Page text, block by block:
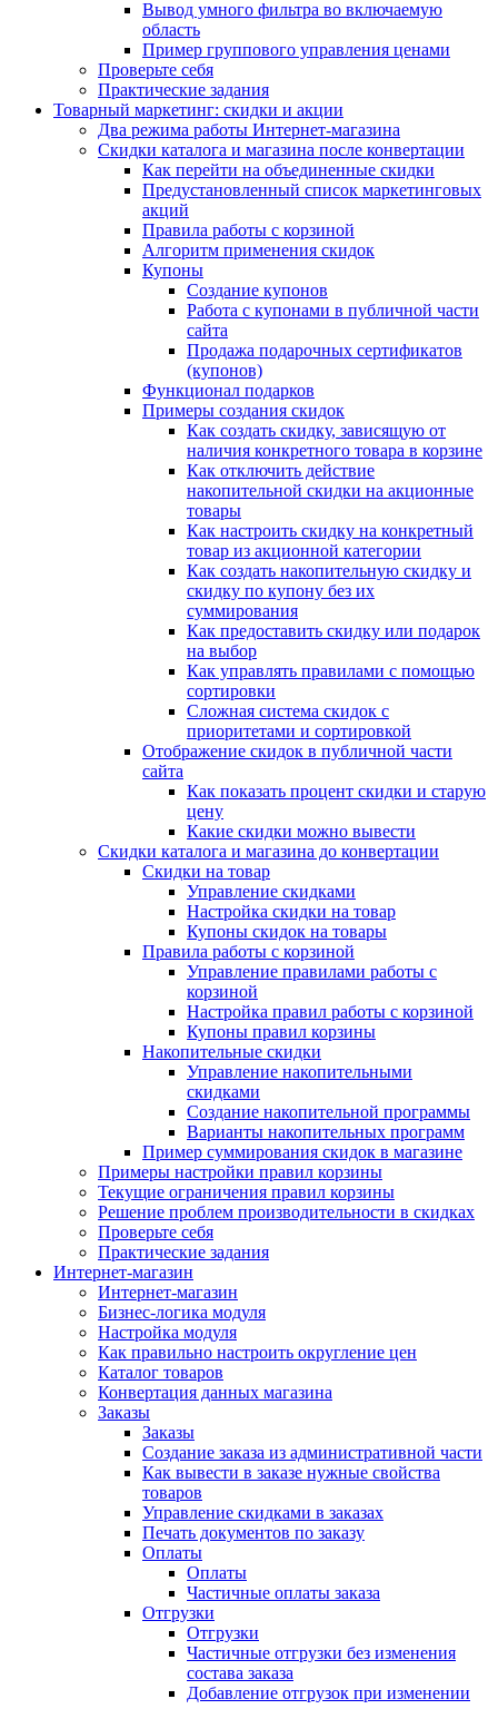
Вывод умного фильтра во включаемую
область
Пример группового управления ценами
Проверьте себя
Практические задания
Товарный маркетинг: скидки и акции
Два режима работы Интернет-магазина
Скидки каталога и магазина после конвертации
Как перейти на объединенные скидки
Предустановленный список маркетинговых
акций
Правила работы с корзиной
Алгоритм применения скидок
Купоны
Создание купонов
Работа с купонами в публичной части
сайта
Продажа подарочных сертификатов
(купонов)
Функционал подарков
Примеры создания скидок
Как создать скидку, зависящую от
наличия конкретного товара в корзине
Как отключить действие
накопительной скидки на акционные
товары
Как настроить скидку на конкретный
товар из акционной категории
Как создать накопительную скидку и
скидку по купону без их
суммирования
Как предоставить скидку или подарок
на выбор
Как управлять правилами с помощью
сортировки
Сложная система скидок с
приоритетами и сортировкой
Отображение скидок в публичной части
сайта
Как показать процент скидки и старую
цену
Какие скидки можно вывести
Скидки каталога и магазина до конвертации
Скидки на товар
Управление скидками
Настройка скидки на товар
Купоны скидок на товары
Правила работы с корзиной
Управление правилами работы с
корзиной
Настройка правил работы с корзиной
Купоны правил корзины
Накопительные скидки
Управление накопительными
скидками
Создание накопительной программы
Варианты накопительных программ
Пример суммирования скидок в магазине
Примеры настройки правил корзины
Текущие ограничения правил корзины
Решение проблем производительности в скидках
Проверьте себя
Практические задания
Интернет-магазин
Интернет-магазин
Бизнес-логика модуля
Настройка модуля
Как правильно настроить округление цен
Каталог товаров
Конвертация данных магазина
Заказы
Заказы
Создание заказа из административной части
Как вывести в заказе нужные свойства
товаров
Управление скидками в заказах
Печать документов по заказу
Оплаты
Оплаты
Частичные оплаты заказа
Отгрузки
Отгрузки
Частичные отгрузки без изменения
состава заказа
Добавление отгрузок при изменении